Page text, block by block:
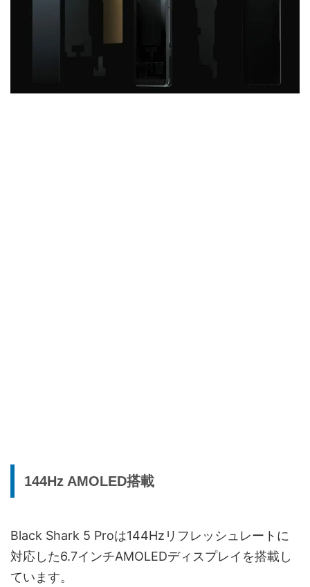
144Hz AMOLED搭載
Black Shark 5 Proは144Hzリフレッシュレートに
対応した6.7インチAMOLEDディスプレイを搭載し
ています。